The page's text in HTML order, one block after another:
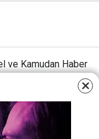
ve Kamudan Haber
Gizlilik İlkeleri
Haberleri